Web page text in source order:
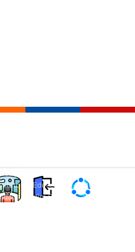
Data de Fundação: 20/07/1999 | Razão Social:
e Cultura Unidade Jardim S/C Ltda.
de Educação e Cultura
Jardim S/C Ltda.